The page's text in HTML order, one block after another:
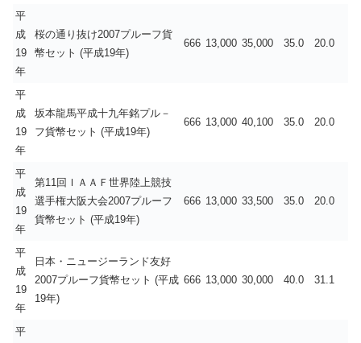
平
成
19
年
桜の通り抜け2007プルーフ貨
幣セット (平成19年)
666 13,000 35,000 35.0 20.0
平
成
19
年
坂本龍馬平成十九年銘プル－
フ貨幣セット (平成19年)
666 13,000 40,100 35.0 20.0
平
成
19
年
第11回ＩＡＡＦ世界陸上競技
選手権大阪大会2007プルーフ
貨幣セット (平成19年)
666 13,000 33,500 35.0 20.0
平
成
19
年
日本・ニュージーランド友好
2007プルーフ貨幣セット (平成
19年)
666 13,000 30,000 40.0 31.1
平